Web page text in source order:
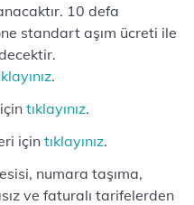
10 defa
standart aşım ücreti ile
.
tıklayınız.
için tıklayınız.
numara taşıma,
ve faturalı tarifelerden